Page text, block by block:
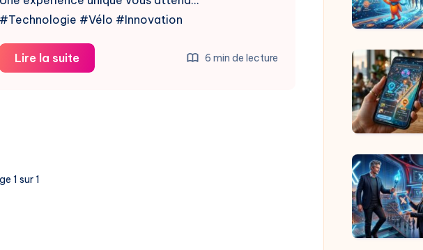
#Technologie #Vélo #Innovation
Lire la suiteRay-
Ban
6 min de lecture
1 sur 1
Sommeil
Karma
Avec
l’IA
Moderation
Google
Maps
Révolutionne
Avec
IA
Agentique
Nikita
Bier
Démissionne
Comme
Head